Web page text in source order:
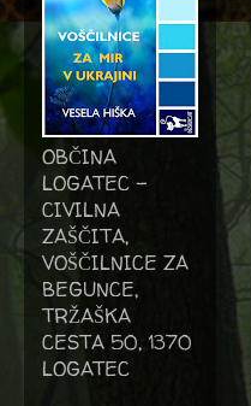
OBČINA
LOGATEC -
CIVILNA
ZAŠČITA,
VOŠČILNICE ZA
BEGUNCE,
TRŽAŠKA
CESTA 50, 1370
LOGATEC